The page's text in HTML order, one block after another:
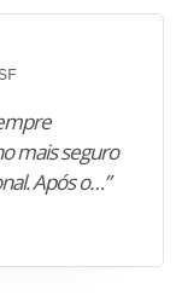
mais seguro
Após o…”